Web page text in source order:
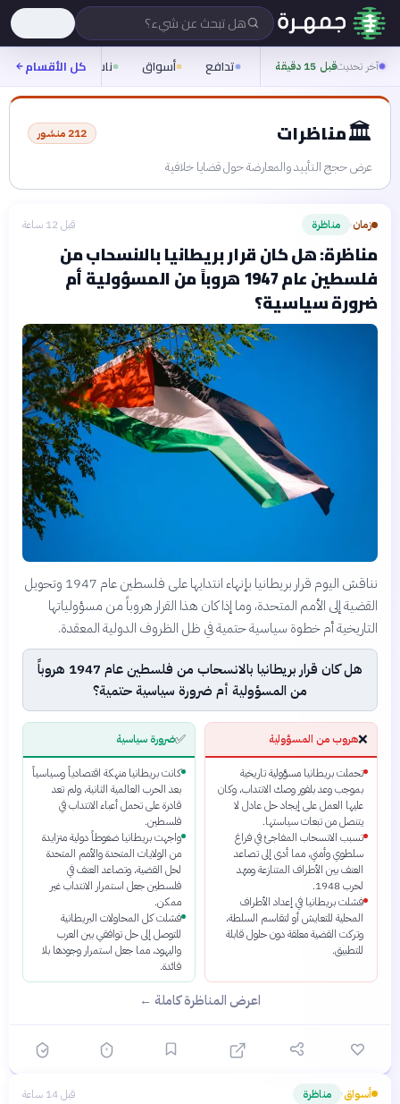
هل تبحث عن شيء؟
آخر تحديثقبل 15 دقيقة تدافع أسواق ناس روح
كل الأقسام
🏛️مناظرات 212 منشور
عرض حجج التأييد والمعارضة حول قضايا خلافية
زمان› مناظرة قبل 12 ساعة
مناظرة: هل كان قرار بريطانيا بالانسحاب من
فلسطين عام 1947 هروباً من المسؤولية أم
ضرورة سياسية؟
نناقش اليوم قرار بريطانيا بإنهاء انتدابها على فلسطين عام 1947 وتحويل
القضية إلى الأمم المتحدة، وما إذا كان هذا القرار هروباً من مسؤولياتها
التاريخية أم خطوة سياسية حتمية في ظل الظروف الدولية المعقدة.
هل كان قرار بريطانيا بالانسحاب من فلسطين عام 1947 هروباً
من المسؤولية أم ضرورة سياسية حتمية؟
❌هروب من المسؤولية
تحملت بريطانيا مسؤولية تاريخية
بموجب وعد بلفور وصك الانتداب، وكان
عليها العمل على إيجاد حل عادل لا
يتنصل من تبعات سياستها.
تسبب الانسحاب المفاجئ في فراغ
سلطوي وأمني، مما أدى إلى تصاعد
العنف بين الأطراف المتنازعة ومهّد
لحرب 1948.
فشلت بريطانيا في إعداد الأطراف
المحلية للتعايش أو لتقاسم السلطة،
وتركت القضية معلقة دون حلول قابلة
للتطبيق.
✅ضرورة سياسية
كانت بريطانيا منهكة اقتصادياً وسياسياً
بعد الحرب العالمية الثانية، ولم تعد
قادرة على تحمل أعباء الانتداب في
فلسطين.
واجهت بريطانيا ضغوطاً دولية متزايدة
من الولايات المتحدة والأمم المتحدة
لحل القضية، وتصاعد العنف في
فلسطين جعل استمرار الانتداب غير
ممكن.
فشلت كل المحاولات البريطانية
للتوصل إلى حل توافقي بين العرب
واليهود، مما جعل استمرار وجودها بلا
فائدة.
اعرض المناظرة كاملة ←
أسواق› مناظرة قبل 14 ساعة